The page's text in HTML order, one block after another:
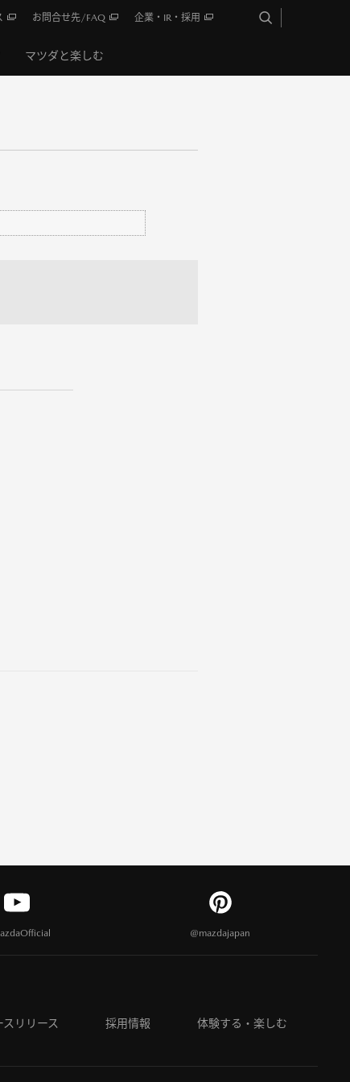
マツダと楽しむ
お問合せ先/FAQ 企業・IR・採用
@mazdajapan
スリリース 採用情報 体験する・楽しむ